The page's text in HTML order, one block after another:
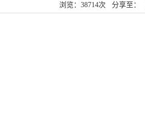
浏览：38714次 分享至：